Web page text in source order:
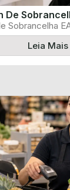
De
Sobrancelha
pelo
Leia Mais